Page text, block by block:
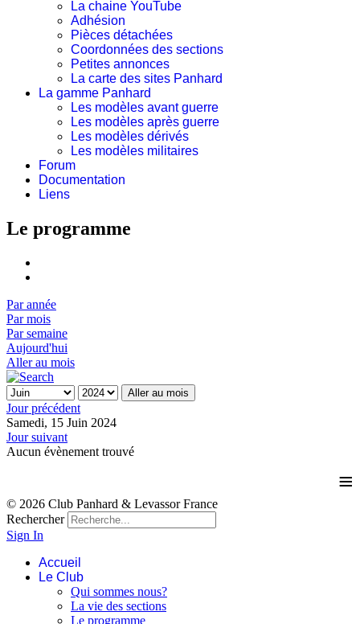
La chaine YouTube
Adhésion
Pièces détachées
Coordonnées des sections
Petites annonces
La carte des sites Panhard
La gamme Panhard
Les modèles avant guerre
Les modèles après guerre
Les modèles dérivés
Les modèles militaires
Forum
Documentation
Liens
Le programme
Par année
Par mois
Par semaine
Aujourd'hui
Aller au mois
Aller au mois
Jour précédent
Samedi, 15 Juin 2024
Jour suivant
Aucun évènement trouvé
≡
© 2026 Club Panhard & Levassor France
Rechercher
Sign In
Accueil
Le Club
Qui sommes nous?
La vie des sections
Le programme